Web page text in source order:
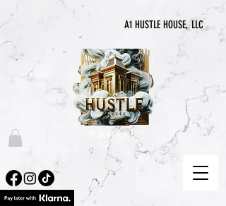
A1 HUSTLE HOUSE, LLC
“喧囂永無止境”